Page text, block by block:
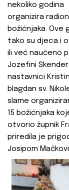
nekoliko godina
organizira
božićnjaka. Ove
tako su djeca i
ili već naučeno
Jozefini
nastavnici
blagdan sv.
slame
15 božićnjaka
otvorio župnik
priredila je
Josipom